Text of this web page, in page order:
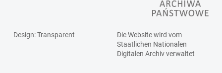
Design: Transparent
Die Website wird vom
Staatlichen Nationalen
Digitalen Archivverwaltet